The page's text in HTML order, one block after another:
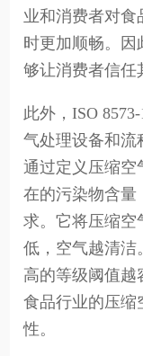
业和消费者对食
时更加顺畅。因
够让消费者信任
此外，ISO
气处理设备和流
通过定义压缩空
在的污染物含量
求。它将压缩空
低，空气越清洁
高的等级阈值越
食品行业的压缩
性。